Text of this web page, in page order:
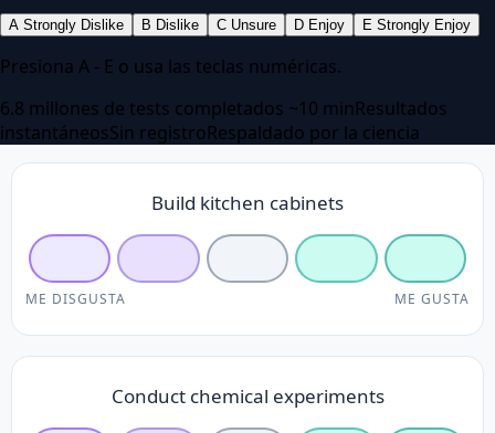
A Strongly Dislike B Dislike C Unsure D Enjoy E Strongly Enjoy
Presiona A - E o usa las teclas numéricas.
6.8 millones de tests completados ~10 minResultados
instantáneosSin registroRespaldado por la ciencia
Build kitchen cabinets
ME DISGUSTA ME GUSTA
Conduct chemical experiments